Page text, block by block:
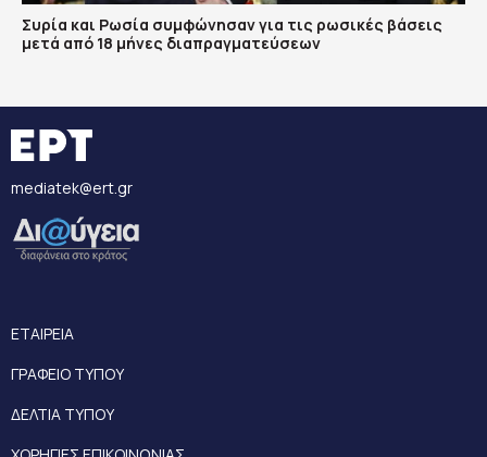
Συρία και Ρωσία συμφώνησαν για τις ρωσικές βάσεις
μετά από 18 μήνες διαπραγματεύσεων
mediatek@ert.gr
ΕΤΑΙΡΕΙΑ
ΓΡΑΦΕΙΟ ΤΥΠΟΥ
ΔΕΛΤΙΑ ΤΥΠΟΥ